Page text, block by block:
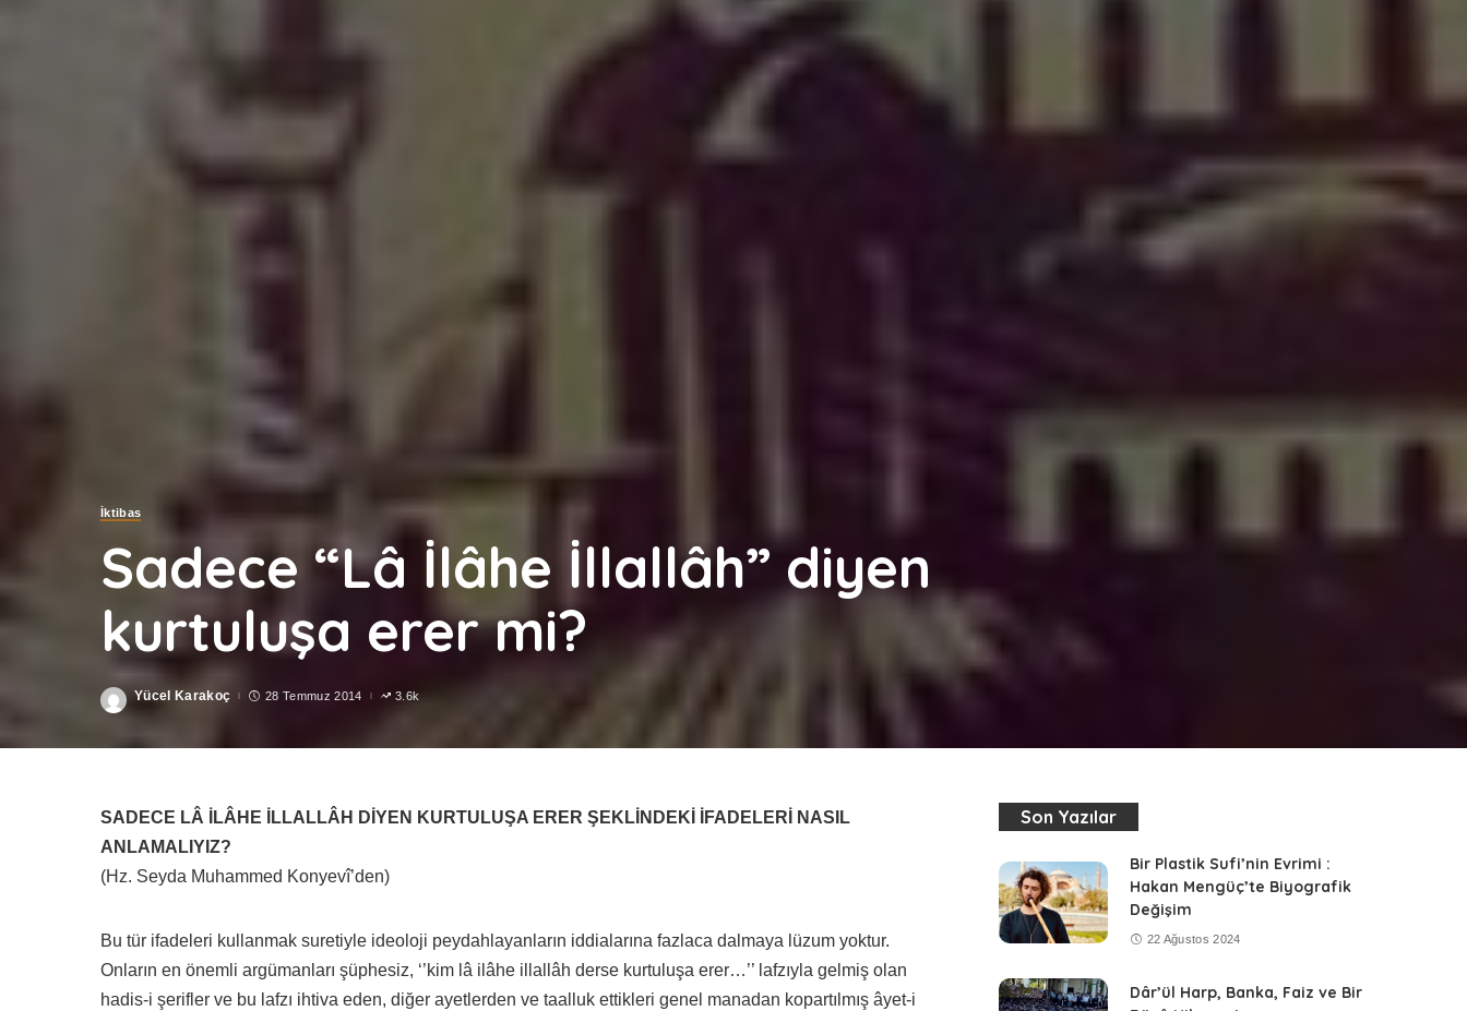
İktibas
Sadece “Lâ İlâhe İllallâh” diyen
kurtuluşa erer mi?
Posted
Yücel Karakoç 28 Temmuz 2014 3.6k
SADECE LÂ İLÂHE İLLALLÂH DİYEN KURTULUŞA ERER ŞEKLİNDEKİ İFADELERİ NASIL
ANLAMALIYIZ?
(Hz. Seyda Muhammed Konyevî’den)
Bu tür ifadeleri kullanmak suretiyle ideoloji peydahlayanların iddialarına fazlaca dalmaya lüzum yoktur.
Onların en önemli argümanları şüphesiz, ‘’kim lâ ilâhe illallâh derse kurtuluşa erer…’’ lafzıyla gelmiş olan
hadis-i şerifler ve bu lafzı ihtiva eden, diğer ayetlerden ve taalluk ettikleri genel manadan kopartılmış âyet-i
Son Yazılar
Bir Plastik Sufi’nin Evrimi :
Hakan Mengüç’te Biyografik
Değişim
22 Ağustos 2024
Dâr’ül Harp, Banka, Faiz ve Bir